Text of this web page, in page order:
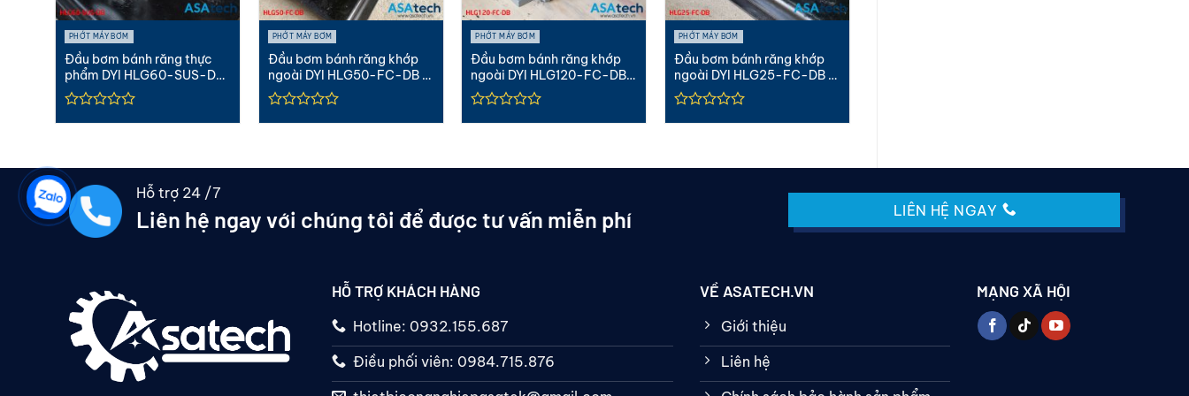
PHỚT MÁY BƠM
Đầu bơm bánh răng thực
phẩm DYI HLG60-SUS-DB
| 3″ Inox
PHỚT MÁY BƠM
Đầu bơm bánh răng khớp
ngoài DYI HLG50-FC-DB |
2″ Gang
PHỚT MÁY BƠM
Đầu bơm bánh răng khớp
ngoài DYI HLG120-FC-DB |
8″ Gang
PHỚT MÁY BƠM
Đầu bơm bánh răng khớp
ngoài DYI HLG25-FC-DB |
1″ Gang
Hỗ trợ 24 /7
Liên hệ ngay với chúng tôi để được tư vấn miễn phí LIÊN HỆ NGAY
HỖ TRỢ KHÁCH HÀNG
Hotline: 0932.155.687
Điều phối viên: 0984.715.876
VỀ ASATECH.VN
Giới thiệu
Liên hệ
MẠNG XÃ HỘI